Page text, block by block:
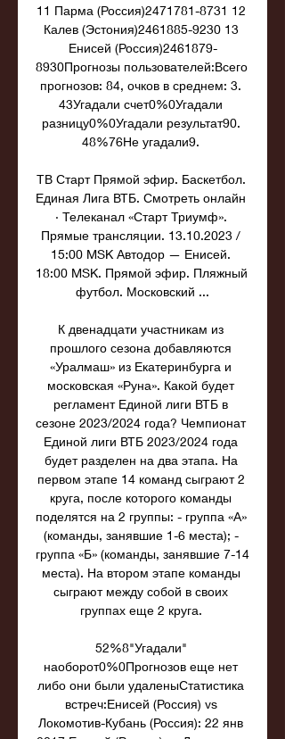
11 Парма (Россия)2471781-8731 12
Калев (Эстония)2461885-9230 13
Енисей (Россия)2461879-
8930Прогнозы пользователей:Всего
прогнозов: 84, очков в среднем: 3.
43Угадали счет0%0Угадали
разницу0%0Угадали результат90.
48%76Не угадали9.
ТВ Старт Прямой эфир. Баскетбол.
Единая Лига ВТБ. Смотреть онлайн
· Телеканал «Старт Триумф».
Прямые трансляции. 13.10.2023 /
15:00 MSK Автодор — Енисей.
18:00 MSK. Прямой эфир. Пляжный
футбол. Московский ...
К двенадцати участникам из
прошлого сезона добавляются
«Уралмаш» из Екатеринбурга и
московская «Руна». Какой будет
регламент Единой лиги ВТБ в
сезоне 2023/2024 года? Чемпионат
Единой лиги ВТБ 2023/2024 года
будет разделен на два этапа. На
первом этапе 14 команд сыграют 2
круга, после которого команды
поделятся на 2 группы: - группа «А»
(команды, занявшие 1-6 места); -
группа «Б» (команды, занявшие 7-14
места). На втором этапе команды
сыграют между собой в своих
группах еще 2 круга.
52%8"Угадали"
наоборот0%0Прогнозов еще нет
либо они были удаленыСтатистика
встреч:Енисей (Россия) vs
Локомотив-Кубань (Россия): 22 янв